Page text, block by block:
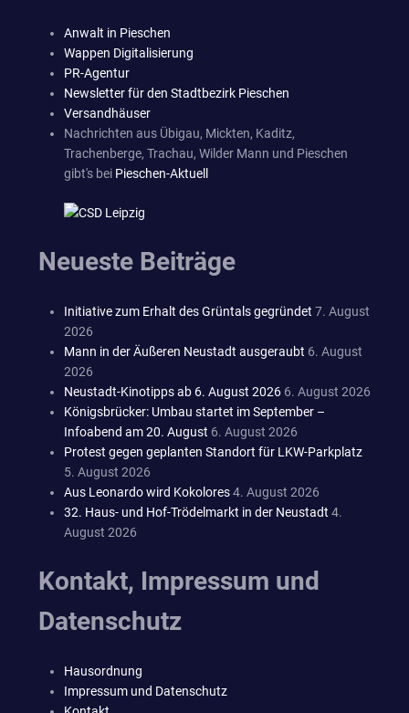
Anwalt in Pieschen
Wappen Digitalisierung
PR-Agentur
Newsletter für den Stadtbezirk Pieschen
Versandhäuser
Nachrichten aus Übigau, Mickten, Kaditz,
Trachenberge, Trachau, Wilder Mann und Pieschen
gibt's bei Pieschen-Aktuell
Neueste Beiträge
Initiative zum Erhalt des Grüntals gegründet 7. August
2026
Mann in der Äußeren Neustadt ausgeraubt 6. August
2026
Neustadt-Kinotipps ab 6. August 2026 6. August 2026
Königsbrücker: Umbau startet im September –
Infoabend am 20. August 6. August 2026
Protest gegen geplanten Standort für LKW-Parkplatz
5. August 2026
Aus Leonardo wird Kokolores4. August 2026
32. Haus- und Hof-Trödelmarkt in der Neustadt 4.
August 2026
Kontakt, Impressum und
Datenschutz
Hausordnung
Impressum und Datenschutz